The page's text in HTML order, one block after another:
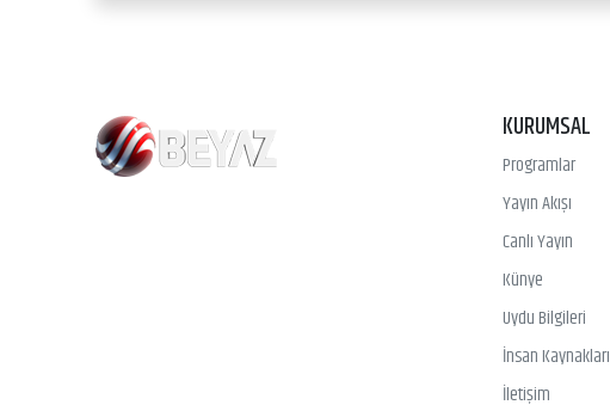
KURUMSAL
Programlar
Yayın Akışı
Canlı Yayın
Künye
Uydu Bilgileri
İnsan Kaynakları
İletişim